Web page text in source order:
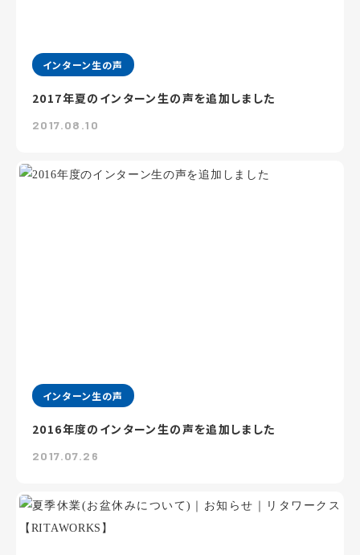
インターン生の声
2017年夏のインターン生の声を追加しました
2017.08.10
インターン生の声
2016年度のインターン生の声を追加しました
2017.07.26